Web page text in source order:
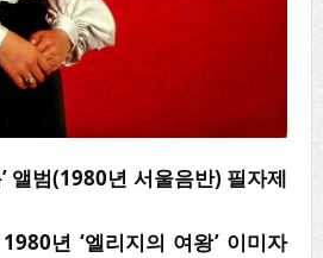
앨범(1980년 서울음반) 필자제
1980년 ‘엘리지의 여왕’ 이미자